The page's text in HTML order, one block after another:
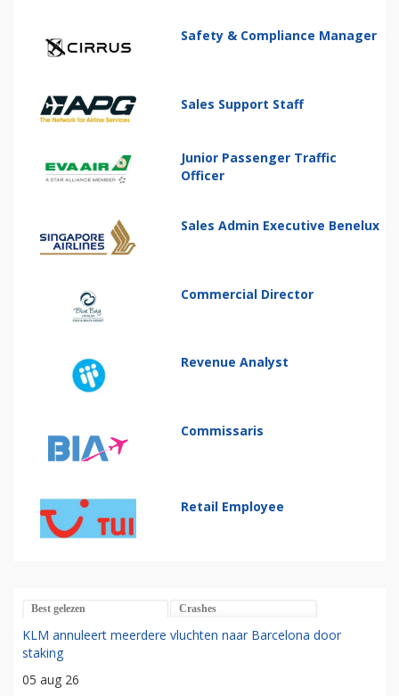
Safety & Compliance Manager
Sales Support Staff
Junior Passenger Traffic
Officer
Sales Admin Executive Benelux
Commercial Director
Revenue Analyst
Commissaris
Retail Employee
Best gelezen Crashes
KLM annuleert meerdere vluchten naar Barcelona door
staking
05 aug 26